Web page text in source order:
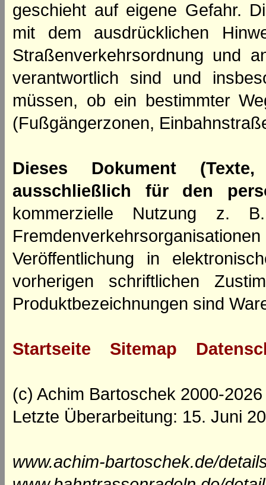
geschieht auf eigene Gefahr.
mit dem ausdrücklichen
Straßenverkehrsordnung und
verantwortlich sind und
müssen, ob ein bestimmter
(Fußgängerzonen,
Dieses Dokument
ausschließlich für den
kommerzielle Nutzung z.
Veröffentlichung in
vorherigen schriftlichen
Produktbezeichnungen sind
Startseite Sitemap
(c) Achim Bartoschek 2000-2026
Letzte Überarbeitung: 15. Juni
www.achim-bartoschek.de/